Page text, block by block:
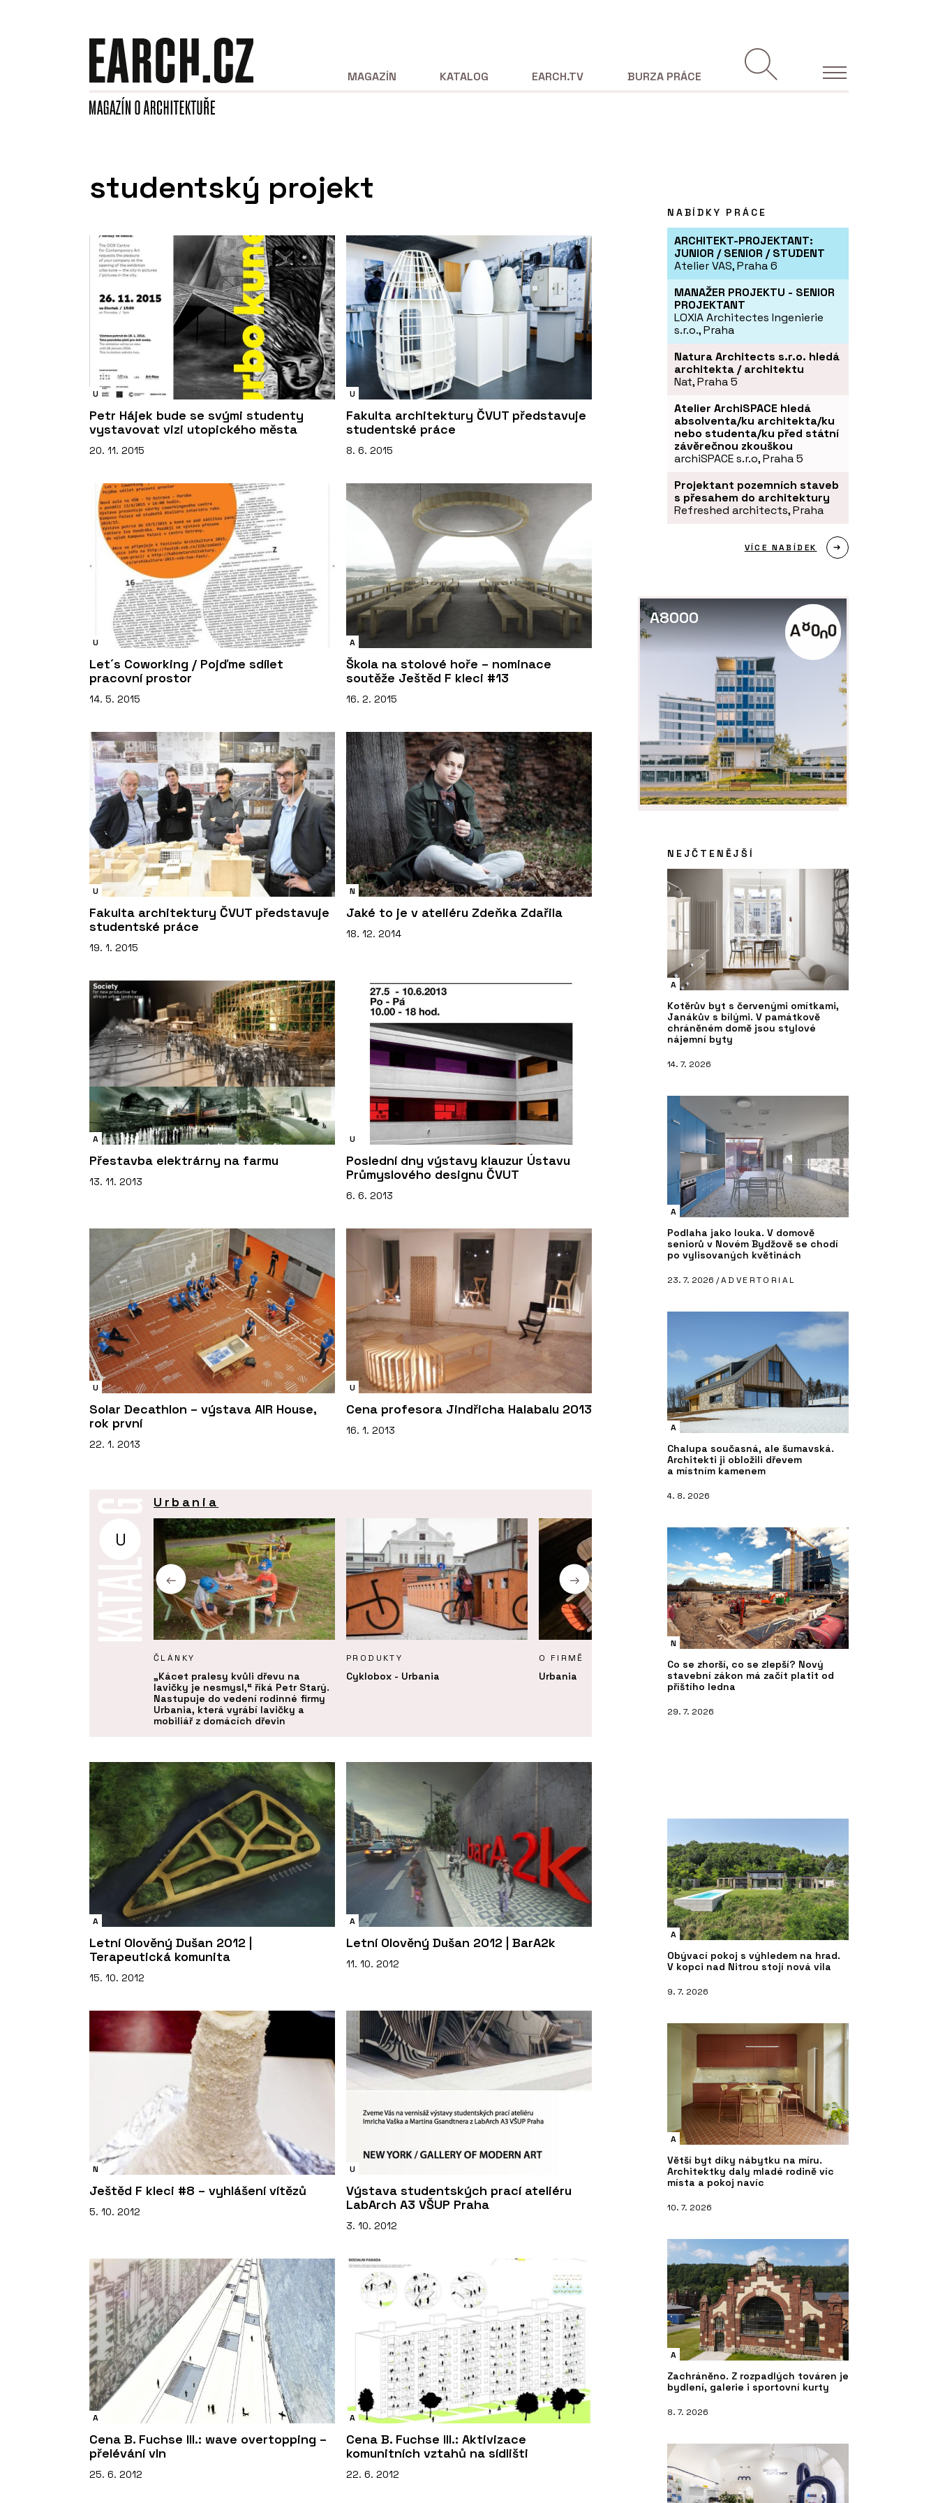
MAGAZÍN KATALOG EARCH.TV BURZA PRÁCE
studentský projekt
U
Petr Hájek bude se svými studenty
vystavovat vizi utopického města
20. 11. 2015
U
Fakulta architektury ČVUT představuje
studentské práce
8. 6. 2015
U
Let´s Coworking / Pojďme sdílet
pracovní prostor
14. 5. 2015
A
Škola na stolové hoře – nominace
soutěže Ještěd F kleci #13
16. 2. 2015
U
Fakulta architektury ČVUT představuje
studentské práce
19. 1. 2015
N
Jaké to je v ateliéru Zdeňka Zdařila
18. 12. 2014
A
Přestavba elektrárny na farmu
13. 11. 2013
U
Poslední dny výstavy klauzur Ústavu
Průmyslového designu ČVUT
6. 6. 2013
U
Solar Decathlon – výstava AIR House,
rok první
22. 1. 2013
U
Cena profesora Jindřicha Halabalu 2013
16. 1. 2013
U
Urbania
ČLÁNKY
„Kácet pralesy kvůli dřevu na
lavičky je nesmysl,“ říká Petr Starý.
Nastupuje do vedení rodinné firmy
Urbania, která vyrábí lavičky a
mobiliář z domácích dřevin
PRODUKTY
Cyklobox - Urbania
O FIRMĚ
Urbania Koš Tubo - Urbania
A
Letní Olověný Dušan 2012 |
Terapeutická komunita
15. 10. 2012
A
Letní Olověný Dušan 2012 | BarA2k
11. 10. 2012
N
Ještěd F kleci #8 – vyhlášení vítězů
5. 10. 2012
U
Výstava studentských prací ateliéru
LabArch A3 VŠUP Praha
3. 10. 2012
A
Cena B. Fuchse III.: wave overtopping –
přelévání vln
25. 6. 2012
A
Cena B. Fuchse III.: Aktivizace
komunitních vztahů na sídlišti
22. 6. 2012
NABÍDKY PRÁCE
ARCHITEKT-PROJEKTANT:
JUNIOR / SENIOR / STUDENT
Atelier VAS, Praha 6
MANAŽER PROJEKTU - SENIOR
PROJEKTANT
LOXIA Architectes Ingenierie
s.r.o., Praha
Natura Architects s.r.o. hledá
architekta / architektu
Nat, Praha 5
Atelier ArchiSPACE hledá
absolventa/ku architekta/ku
nebo studenta/ku před státní
závěrečnou zkouškou
archiSPACE s.r.o, Praha 5
Projektant pozemních staveb
s přesahem do architektury
Refreshed architects, Praha
VÍCE NABÍDEK
A8000
NEJČTENĚJŠÍ
A
Kotěrův byt s červenými omítkami,
Janákův s bílými. V památkově
chráněném domě jsou stylové
nájemní byty
14. 7. 2026
A
Podlaha jako louka. V domově
seniorů v Novém Bydžově se chodí
po vylisovaných květinách
23. 7. 2026 /ADVERTORIAL
A
Chalupa současná, ale šumavská.
Architekti ji obložili dřevem
a místním kamenem
4. 8. 2026
N
Co se zhorší, co se zlepší? Nový
stavební zákon má začít platit od
příštího ledna
29. 7. 2026
A
Obývací pokoj s výhledem na hrad.
V kopci nad Nitrou stojí nová vila
9. 7. 2026
A
Větší byt díky nábytku na míru.
Architektky daly mladé rodině víc
místa a pokoj navíc
10. 7. 2026
A
Zachráněno. Z rozpadlých továren je
bydlení, galerie i sportovní kurty
8. 7. 2026